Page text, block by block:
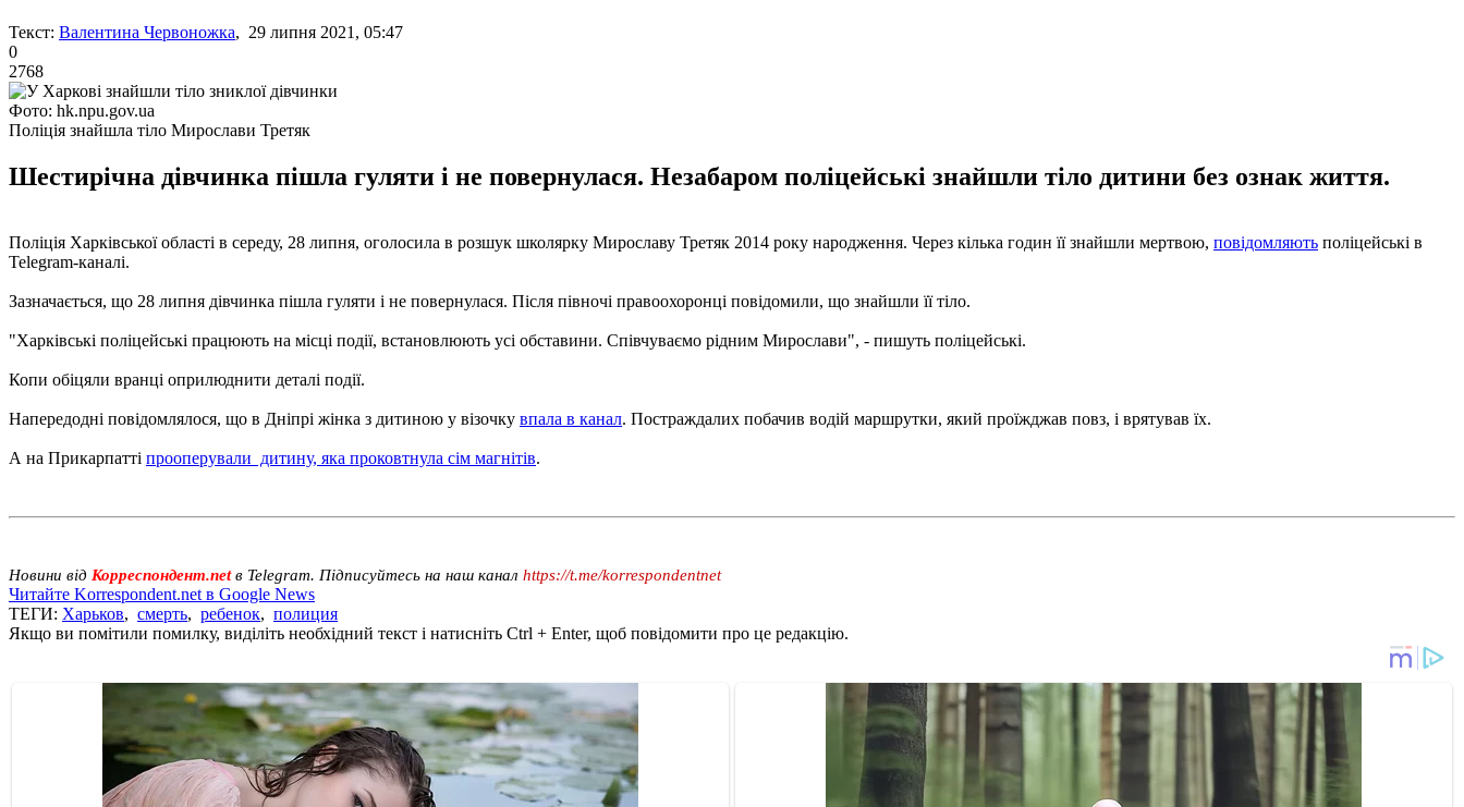
Текст: Валентина Червоножка, 29 липня 2021, 05:47
0
2768
Фото: hk.npu.gov.ua
Поліція знайшла тіло Мирослави Третяк
Шестирічна дівчинка пішла гуляти і не повернулася. Незабаром поліцейські знайшли тіло дитини без ознак життя.
Поліція Харківської області в середу, 28 липня, оголосила в розшук школярку Мирославу Третяк 2014 року народження. Через кілька годин її знайшли мертвою, повідомляють поліцейські в
Telegram-каналі.
Зазначається, що 28 липня дівчинка пішла гуляти і не повернулася. Після півночі правоохоронці повідомили, що знайшли її тіло.
"Харківські поліцейські працюють на місці події, встановлюють усі обставини. Співчуваємо рідним Мирослави", - пишуть поліцейські.
Копи обіцяли вранці оприлюднити деталі події.
Напередодні повідомлялося, що в Дніпрі жінка з дитиною у візочку впала в канал. Постраждалих побачив водій маршрутки, який проїжджав повз, і врятував їх.
А на Прикарпатті прооперували дитину, яка проковтнула сім магнітів.
Новини від Корреспондент.netв Telegram. Підписуйтесь на наш канал https://t.me/korrespondentnet
Читайте Korrespondent.net в Google News
ТЕГИ: Харьков, смерть, ребенок, полиция
Якщо ви помітили помилку, виділіть необхідний текст і натисніть Ctrl + Enter, щоб повідомити про це редакцію.